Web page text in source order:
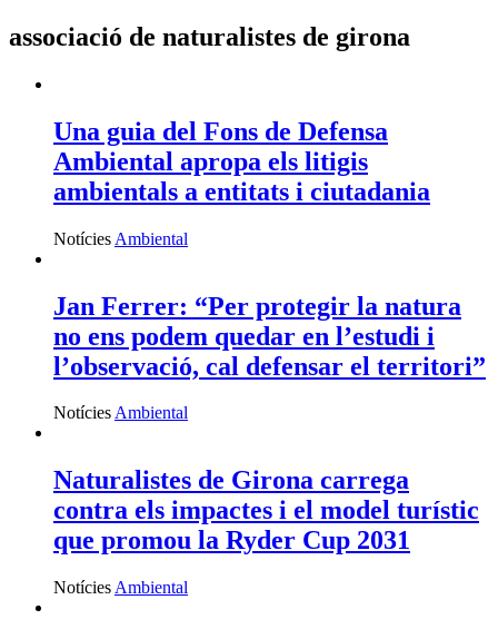
associació de naturalistes de girona
Una guia del Fons de Defensa
Ambiental apropa els litigis
ambientals a entitats i ciutadania
Notícies Ambiental
Jan Ferrer: “Per protegir la natura
no ens podem quedar en l’estudi i
l’observació, cal defensar el territori”
NotíciesAmbiental
Naturalistes de Girona carrega
contra els impactes i el model turístic
que promou la Ryder Cup 2031
Notícies Ambiental